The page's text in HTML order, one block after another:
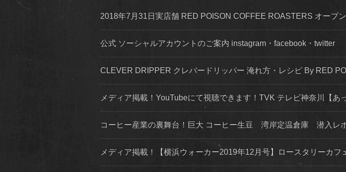
2018年7月31日実店舗 RED POISON COFFEE ROASTERS オープ
公式 ソーシャルアカウントのご案内 instagram・facebook・twitter
CLEVER DRIPPER クレバードリッパー 淹れ方・レシピ By RED
メディア掲載！YouTubeにて視聴できます！TVK テレビ神奈川【あ
コーヒー産業の裏舞台！巨大 コーヒー生豆 湾岸定温倉庫 潜入レ
メディア掲載！【横浜ウォーカー2019年12月号】ロースタリーカ